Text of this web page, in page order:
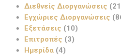
Διεθνείς Διοργανώσεις
Εγχώριες Διοργανώσεις
Εξετάσεις (10)
Επιτροπές (3)
Ημερίδα (4)